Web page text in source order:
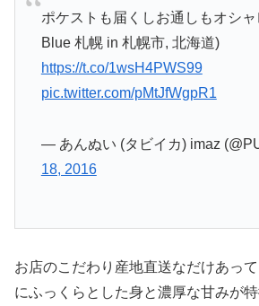
ポケストも届くしお通しもオシャ
Blue 札幌 in 札幌市, 北海道)
https://t.co/1wsH4PWS99
pic.twitter.com/pMtJfWgpR1
— あんぬい (タビイカ) imaz
18, 2016
お店のこだわり産地直送なだけあっ
にふっくらとした身と濃厚な甘みが